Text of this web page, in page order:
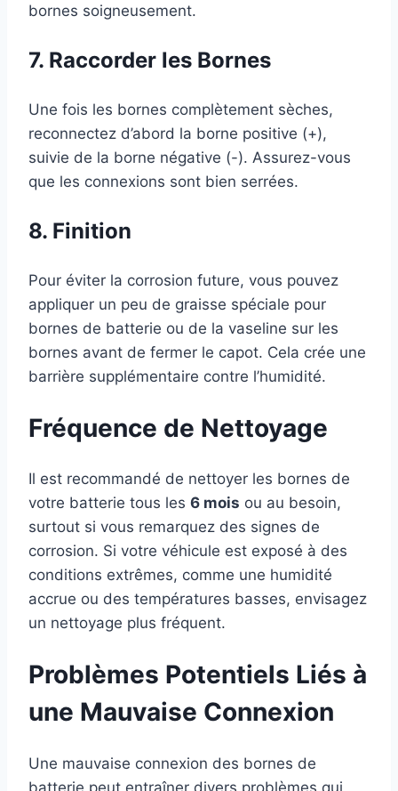
bornes soigneusement.
7. Raccorder les Bornes
Une fois les bornes complètement sèches,
reconnectez d’abord la borne positive (+),
suivie de la borne négative (-). Assurez-vous
que les connexions sont bien serrées.
8. Finition
Pour éviter la corrosion future, vous pouvez
appliquer un peu de graisse spéciale pour
bornes de batterie ou de la vaseline sur les
bornes avant de fermer le capot. Cela crée une
barrière supplémentaire contre l’humidité.
Fréquence de Nettoyage
Il est recommandé de nettoyer les bornes de
votre batterie tous les 6 mois ou au besoin,
surtout si vous remarquez des signes de
corrosion. Si votre véhicule est exposé à des
conditions extrêmes, comme une humidité
accrue ou des températures basses, envisagez
un nettoyage plus fréquent.
Problèmes Potentiels Liés à
une Mauvaise Connexion
Une mauvaise connexion des bornes de
batterie peut entraîner divers problèmes qui